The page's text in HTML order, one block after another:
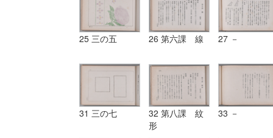
25 三の五 26 第六課 線 27 －
31 三の七
32 第八課 紋
形
33 －